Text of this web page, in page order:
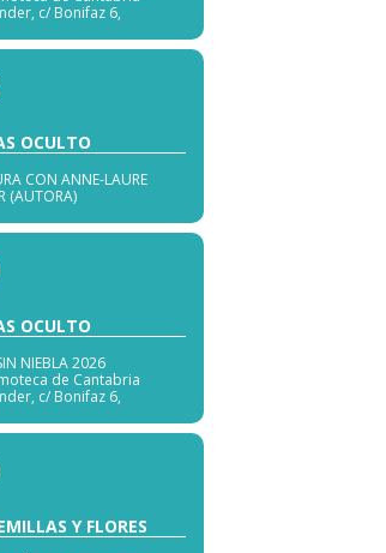
, c/ Bonifaz 6,
OCULTO
CON ANNE-LAURE
(AUTORA)
OCULTO
NIEBLA 2026
de Cantabria
, c/ Bonifaz 6,
Y FLORES